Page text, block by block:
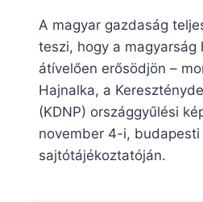
A magyar gazdaság
teszi, hogy a magyarság
átívelően erősödjön –
Hajnalka, a
(KDNP) országgyűlési
november 4-i, budapesti
sajtótájékoztatóján.